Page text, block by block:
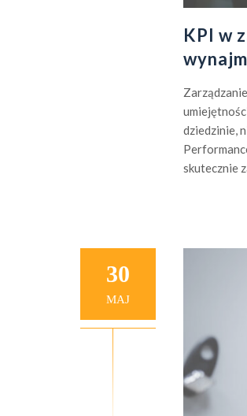
KPI w
dziedzinie,
skutecznie
30
MAJ